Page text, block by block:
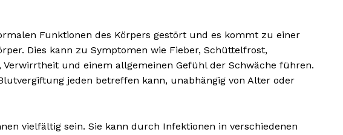
Funktionen des Körpers gestört und es kommt zu einer
Dies kann zu Symptomen wie Fieber, Schüttelfrost,
und einem allgemeinen Gefühl der Schwäche führen.
jeden betreffen kann, unabhängig von Alter oder
vielfältig sein. Sie kann durch Infektionen in verschiedenen